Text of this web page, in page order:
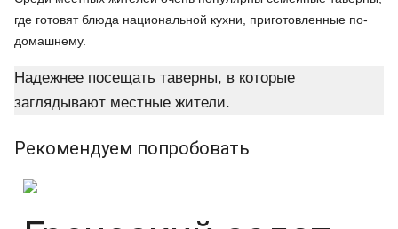
где готовят блюда национальной кухни, приготовленные по-
домашнему.
Надежнее посещать таверны, в которые
заглядывают местные жители.
Рекомендуем попробовать